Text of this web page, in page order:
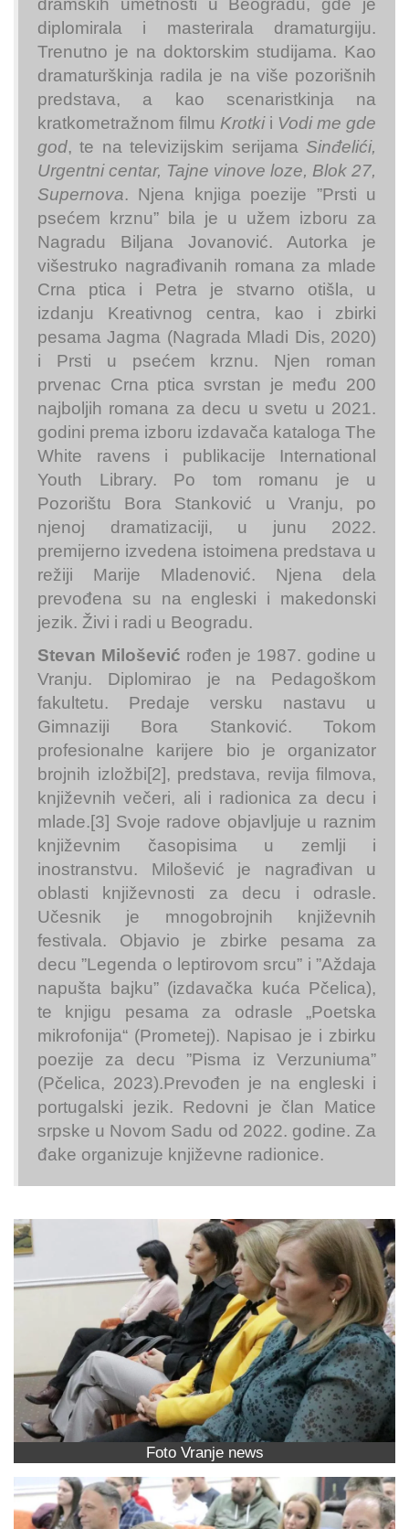
dramskih umetnosti u Beogradu, gde je
diplomirala i masterirala dramaturgiju.
Trenutno je na doktorskim studijama. Kao
dramaturškinja radila je na više pozorišnih
predstava, a kao scenaristkinja na
kratkometražnom filmu Krotki i Vodi me gde
god, te na televizijskim serijama Sinđelići,
Urgentni centar, Tajne vinove loze, Blok 27,
Supernova. Njena knjiga poezije ”Prsti u
psećem krznu” bila je u užem izboru za
Nagradu Biljana Jovanović. Autorka je
višestruko nagrađivanih romana za mlade
Crna ptica i Petra je stvarno otišla, u
izdanju Kreativnog centra, kao i zbirki
pesama Jagma (Nagrada Mladi Dis, 2020)
i Prsti u psećem krznu. Njen roman
prvenac Crna ptica svrstan je među 200
najboljih romana za decu u svetu u 2021.
godini prema izboru izdavača kataloga The
White ravens i publikacije International
Youth Library. Po tom romanu je u
Pozorištu Bora Stanković u Vranju, po
njenoj dramatizaciji, u junu 2022.
premijerno izvedena istoimena predstava u
režiji Marije Mladenović. Njena dela
prevođena su na engleski i makedonski
jezik. Živi i radi u Beogradu.
Stevan Milošević rođen je 1987. godine u
Vranju. Diplomirao je na Pedagoškom
fakultetu. Predaje versku nastavu u
Gimnaziji Bora Stanković. Tokom
profesionalne karijere bio je organizator
brojnih izložbi[2], predstava, revija filmova,
književnih večeri, ali i radionica za decu i
mlade.[3] Svoje radove objavljuje u raznim
književnim časopisima u zemlji i
inostranstvu. Milošević je nagrađivan u
oblasti književnosti za decu i odrasle.
Učesnik je mnogobrojnih književnih
festivala. Objavio je zbirke pesama za
decu ”Legenda o leptirovom srcu” i ”Aždaja
napušta bajku” (izdavačka kuća Pčelica),
te knjigu pesama za odrasle „Poetska
mikrofonija“ (Prometej). Napisao je i zbirku
poezije za decu ”Pisma iz Verzuniuma”
(Pčelica, 2023).Prevođen je na engleski i
portugalski jezik. Redovni je član Matice
srpske u Novom Sadu od 2022. godine. Za
đake organizuje književne radionice.
Foto Vranje news